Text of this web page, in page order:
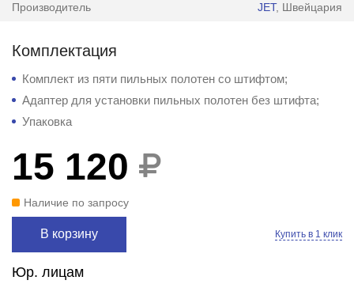
Производитель JET, Швейцария
Комплектация
Комплект из пяти пильных полотен со штифтом;
Адаптер для установки пильных полотен без штифта;
Упаковка
15 120
Наличие по запросу
В корзину Купить в 1 клик
Юр. лицам